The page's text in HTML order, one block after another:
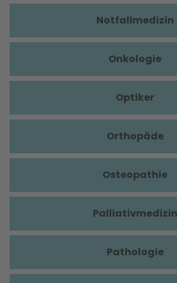
Notfallmedizin
Onkologie
Optiker
Orthopäde
Osteopathie
Palliativmedizin
Pathologie